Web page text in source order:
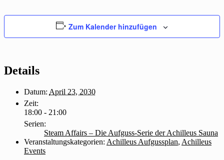
Zum Kalender hinzufügen
Details
Datum: April 23, 2030
Zeit:
18:00 - 21:00
Serien:
Steam Affairs – Die Aufguss-Serie der Achilleus Sauna
Veranstaltungskategorien: Achilleus Aufgussplan, Achilleus
Events